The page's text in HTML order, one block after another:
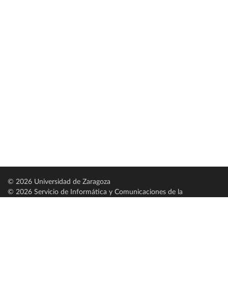
© 2026 Universidad de Zaragoza
© 2026 Servicio de Informática y Comunicaciones de la